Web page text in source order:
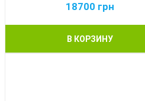
18700 грн
В КОРЗИНУ